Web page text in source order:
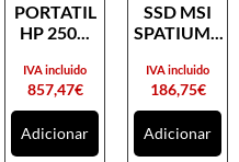
PORTATIL
HP 250...
857,47€
IVA incluido
Adicionar
SSD MSI
SPATIUM...
186,75€
IVA incluido
Adicionar